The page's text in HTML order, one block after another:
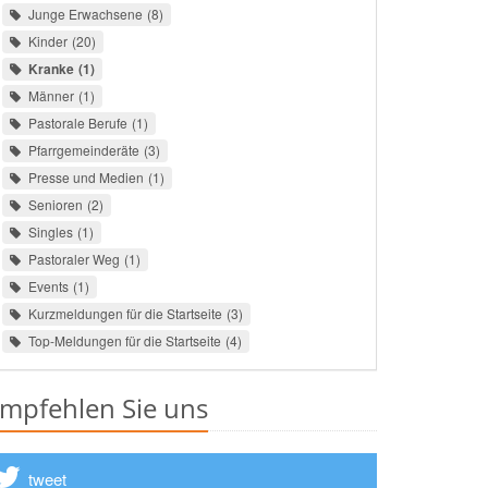
Junge Erwachsene 8
Kinder 20
Kranke 1
Männer 1
Pastorale Berufe 1
Pfarrgemeinderäte 3
Presse und Medien 1
Senioren 2
Singles 1
Pastoraler Weg 1
Events 1
Kurzmeldungen für die Startseite 3
Top-Meldungen für die Startseite 4
Sie uns
tweet